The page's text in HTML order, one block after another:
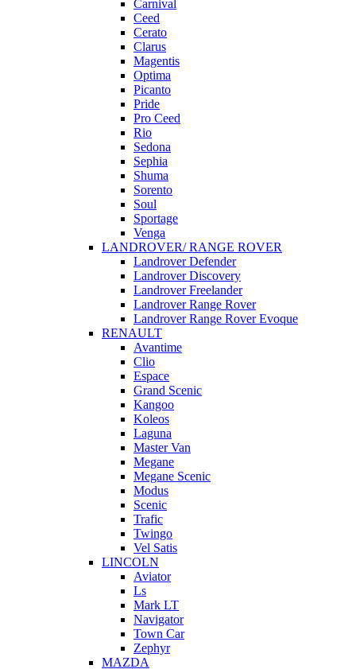
Carnival
Ceed
Cerato
Clarus
Magentis
Optima
Picanto
Pride
Pro Ceed
Rio
Sedona
Sephia
Shuma
Sorento
Soul
Sportage
Venga
LANDROVER/ RANGE ROVER
Landrover Defender
Landrover Discovery
Landrover Freelander
Landrover Range Rover
Landrover Range Rover Evoque
RENAULT
Avantime
Clio
Espace
Grand Scenic
Kangoo
Koleos
Laguna
Master Van
Megane
Megane Scenic
Modus
Scenic
Trafic
Twingo
Vel Satis
LINCOLN
Aviator
Ls
Mark LT
Navigator
Town Car
Zephyr
MAZDA